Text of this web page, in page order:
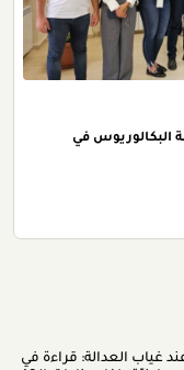
البكالوريوس في
غياب العدالة: قراءة في